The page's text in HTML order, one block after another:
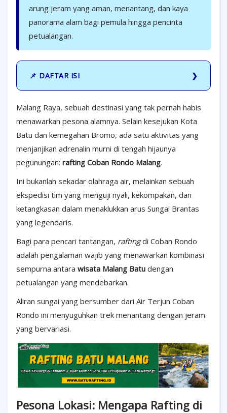
arung jeram yang aman, menantang, dan kaya
panorama alam bagi pemula hingga pencinta
petualangan.
📌 DAFTAR ISI
Malang Raya, sebuah destinasi yang tak pernah habis
menawarkan pesona alamnya. Selain kesejukan Kota
Batu dan kemegahan Bromo, ada satu aktivitas yang
menjanjikan adrenalin murni di tengah hijaunya
pegunungan: rafting Coban Rondo Malang.
Ini bukanlah sekadar olahraga air, melainkan sebuah
ekspedisi tim yang menguji nyali, kekompakan, dan
ketangkasan dalam menaklukkan arus Sungai Brantas
yang legendaris.
Bagi para pencari tantangan, raftingdi Coban Rondo
adalah pengalaman wajib yang menawarkan kombinasi
sempurna antara wisata Malang Batu dengan
petualangan yang mendebarkan.
Aliran sungai yang bersumber dari Air Terjun Coban
Rondo ini menyuguhkan trek menantang dengan jeram
yang bervariasi.
Pesona Lokasi: Mengapa Rafting di